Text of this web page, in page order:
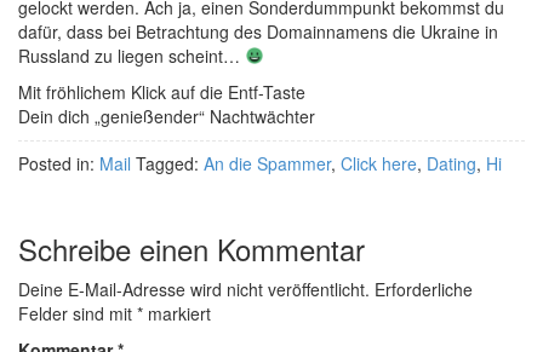
gelockt werden. Ach ja, einen Sonderdummpunkt bekommst du
dafür, dass bei Betrachtung des Domainnamens die Ukraine in
Russland zu liegen scheint…
Mit fröhlichem Klick auf die Entf-Taste
Dein dich „genießender“ Nachtwächter
Posted in: Mail Tagged: An die Spammer, Click here, Dating, Hi
Schreibe einen Kommentar
Deine E-Mail-Adresse wird nicht veröffentlicht. Erforderliche
Felder sind mit * markiert